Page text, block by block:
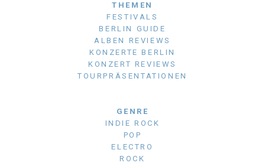
THEMEN
FESTIVALS
BERLIN GUIDE
ALBEN REVIEWS
KONZERTE BERLIN
KONZERT REVIEWS
TOURPRÄSENTATIONEN
GENRE
INDIE ROCK
POP
ELECTRO
ROCK